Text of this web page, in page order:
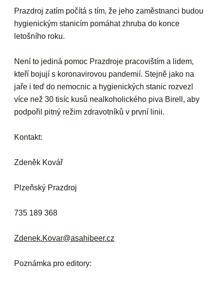
Prazdroj zatím počítá s tím, že jeho zaměstnanci budou
hygienickým stanicím pomáhat zhruba do konce
letošního roku.
Není to jediná pomoc Prazdroje pracovištím a lidem,
kteří bojují s koronavirovou pandemií. Stejně jako na
jaře i teď do nemocnic a hygienických stanic rozvezl
více než 30 tisíc kusů nealkoholického piva Birell, aby
podpořil pitný režim zdravotníků v první linii.
Kontakt:
Zdeněk Kovář
Plzeňský Prazdroj
735 189 368
Zdenek.Kovar@asahibeer.cz
Poznámka pro editory: